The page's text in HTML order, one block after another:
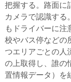
把握する。路面に
カメラで認識する
もドライバーに注
校やバス停などの
つエリアごとの人
の上取得し、誰の
置情報データ）を